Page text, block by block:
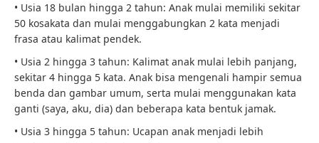
• Usia 18 bulan hingga 2 tahun: Anak mulai memiliki sekitar
50 kosakata dan mulai menggabungkan 2 kata menjadi
frasa atau kalimat pendek.
• Usia 2 hingga 3 tahun: Kalimat anak mulai lebih panjang,
sekitar 4 hingga 5 kata. Anak bisa mengenali hampir semua
benda dan gambar umum, serta mulai menggunakan kata
ganti (saya, aku, dia) dan beberapa kata bentuk jamak.
• Usia 3 hingga 5 tahun: Ucapan anak menjadi lebih